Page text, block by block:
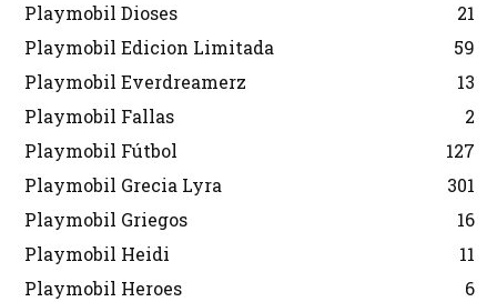
Playmobil Dioses
21
Playmobil Edicion Limitada
59
Playmobil Everdreamerz
13
Playmobil Fallas
2
Playmobil Fútbol
127
Playmobil Grecia Lyra
301
Playmobil Griegos
16
Playmobil Heidi
11
Playmobil Heroes
6